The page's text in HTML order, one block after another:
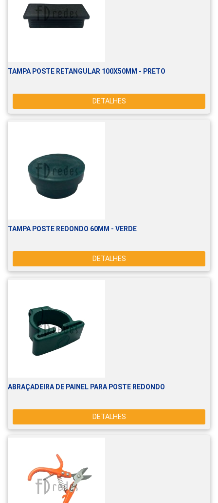
TAMPA POSTE RETANGULAR 100X50MM - PRETO
DETALHES
TAMPA POSTE REDONDO 60MM - VERDE
DETALHES
ABRAÇADEIRA DE PAINEL PARA POSTE REDONDO
DETALHES